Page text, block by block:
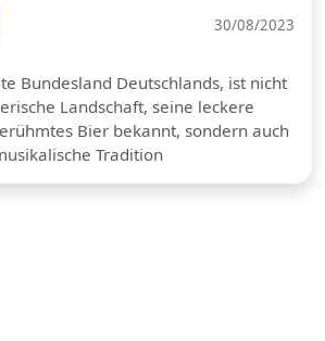
30/08/2023
Bundesland Deutschlands, ist nicht
Landschaft, seine leckere
Bier bekannt, sondern auch
Tradition